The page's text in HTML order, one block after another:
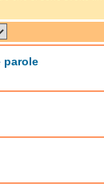
parole